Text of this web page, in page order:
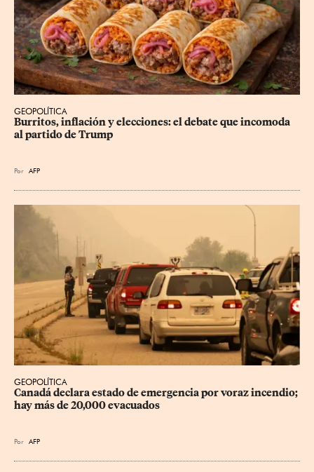
GEOPOLÍTICA
Burritos, inflación y elecciones: el debate que incomoda
al partido de Trump
Por AFP
GEOPOLÍTICA
Canadá declara estado de emergencia por voraz incendio;
hay más de 20,000 evacuados
Por AFP